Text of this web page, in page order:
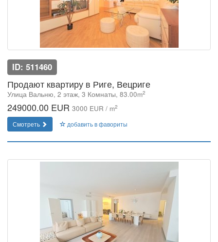
ID: 511460
Продают квартиру в Риге, Вецриге
Улица Вальню, 2 этаж, 3 Комнаты, 83.00m2
249000.00 EUR 3000 EUR / m2
Смотреть добавить в фавориты